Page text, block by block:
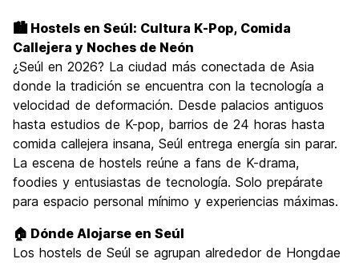
Cultura
Fiesta
9.0
Calidad Precio
8.5
🏙️ Hostels en Seúl: Cultura K-Pop, Comida
Callejera y Noches de Neón
¿Seúl en 2026? La ciudad más conectada de Asia
donde la tradición se encuentra con la tecnología a
velocidad de deformación. Desde palacios antiguos
hasta estudios de K-pop, barrios de 24 horas hasta
comida callejera insana, Seúl entrega energía sin parar.
La escena de hostels reúne a fans de K-drama,
foodies y entusiastas de tecnología. Solo prepárate
para espacio personal mínimo y experiencias máximas.
🏠 Dónde Alojarse en Seúl
Los hostels de Seúl se agrupan alrededor de Hongdae